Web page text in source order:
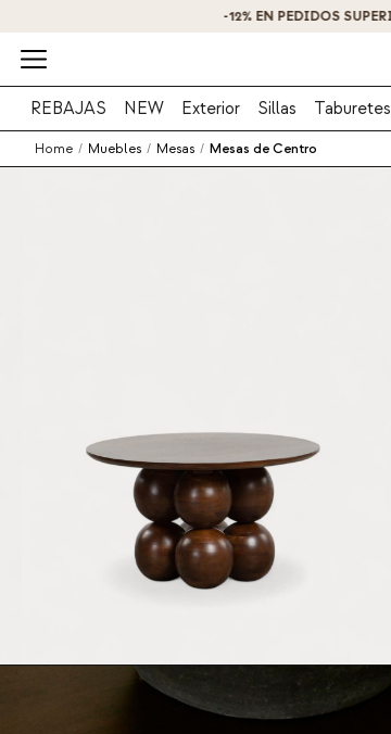
REBAJAS NEW Exterior Sillas Taburetes
Home / Muebles / Mesas / Mesas de Centro